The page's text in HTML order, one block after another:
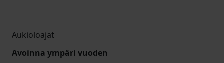
Aukioloajat
Avoinna ympäri vuoden